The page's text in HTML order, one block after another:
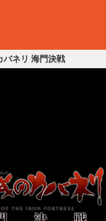
バネリ 海門決戦